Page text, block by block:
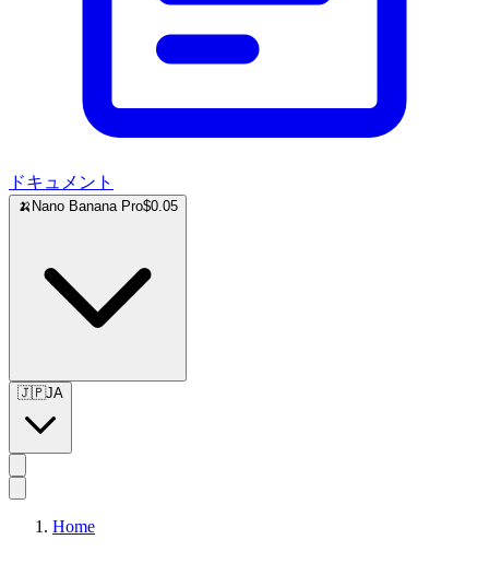
ドキュメント
🍌 Nano Banana Pro$0.05
🇯🇵JA
Home